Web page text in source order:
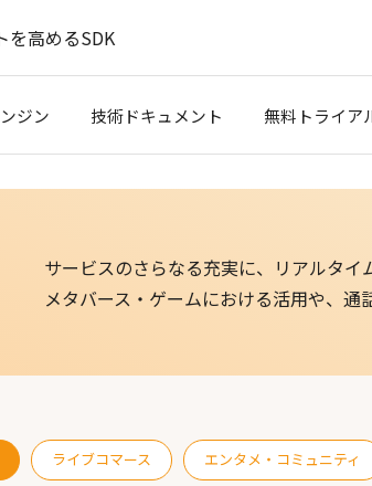
を高めるSDK
ジン 技術ドキュメント
技術サポート
無料トライア
サービスのさらなる充実に、リアルタイ
メタバース・ゲームにおける活用や、通
ライブコマース エンタメ・コミュニティ